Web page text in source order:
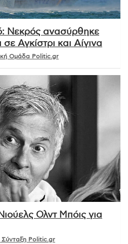
Νεκρός ανασύρθηκε
Αγκίστρι και Αίγινα
Ομάδα Politic.gr
Ολντ Μπόις για
Σύνταξη Politic.gr